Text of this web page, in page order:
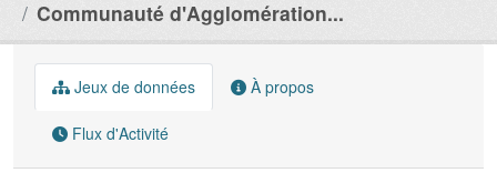
Communauté d'Agglomération...
Jeux de données À propos
Flux d'Activité